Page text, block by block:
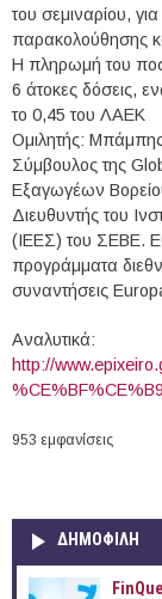
του σεμιναρίου,
παρακολούθησης
Η πληρωμή του
6 άτοκες δόσεις,
το 0,45 του ΛΑΕΚ
Ομιλητής:
Σύμβουλος της
Εξαγωγέων
Διευθυντής του
(ΙΕΕΣ) του ΣΕΒΕ.
προγράμματα
συναντήσεις
Αναλυτικά:
http://
953 εμφανίσεις
ΔΗΜΟΦΙΛΗ